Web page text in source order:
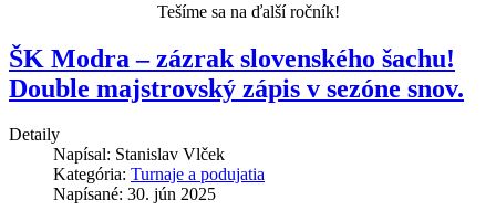
Tešíme sa na ďalší ročník!
ŠK Modra – zázrak slovenského šachu!
Double majstrovský zápis v sezóne snov.
Detaily
Napísal: Stanislav Vlček
Kategória: Turnaje a podujatia
Napísané: 30. jún 2025